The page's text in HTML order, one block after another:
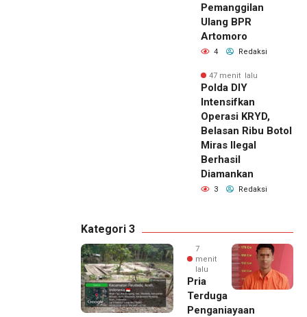
Pemanggilan
Ulang BPR
Artomoro
4 Redaksi
47 menit lalu
Polda DIY
Intensifkan
Operasi KRYD,
Belasan Ribu Botol
Miras Ilegal
Berhasil
Diamankan
3 Redaksi
Kategori 3
7
menit
lalu
Pria
Terduga
Penganiayaan